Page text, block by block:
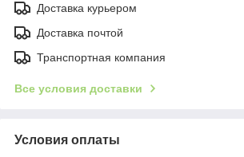
Доставка курьером
Доставка почтой
Транспортная компания
Все условия доставки
Условия оплаты